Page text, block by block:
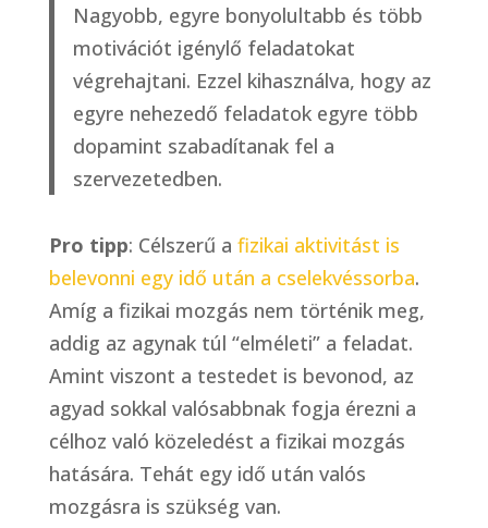
Nagyobb, egyre bonyolultabb és több
motivációt igénylő feladatokat
végrehajtani. Ezzel kihasználva, hogy az
egyre nehezedő feladatok egyre több
dopamint szabadítanak fel a
szervezetedben.
Pro tipp: Célszerű a fizikai aktivitást is
belevonni egy idő után a cselekvéssorba.
Amíg a fizikai mozgás nem történik meg,
addig az agynak túl “elméleti” a feladat.
Amint viszont a testedet is bevonod, az
agyad sokkal valósabbnak fogja érezni a
célhoz való közeledést a fizikai mozgás
hatására. Tehát egy idő után valós
mozgásra is szükség van.